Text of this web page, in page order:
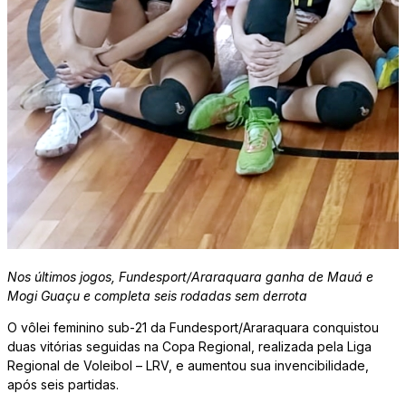
Nos últimos jogos, Fundesport/Araraquara ganha de Mauá e
Mogi Guaçu e completa seis rodadas sem derrota
O vôlei feminino sub-21 da Fundesport/Araraquara conquistou
duas vitórias seguidas na Copa Regional, realizada pela Liga
Regional de Voleibol – LRV, e aumentou sua invencibilidade,
após seis partidas.